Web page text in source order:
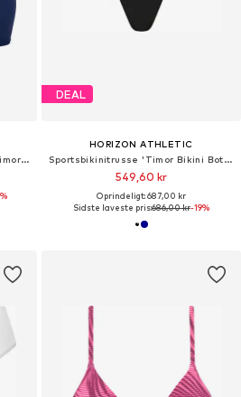
Triangel Sportsbikinioverdel 'Timor Bikini Top Luna'
DEAL
HORIZON ATHLETIC
Sportsbikinitrusse 'Timor Bikini Bottom Luna'
549,60 kr
Oprindeligt: 687,00 kr
Sidste laveste pris:686,00 kr-19%